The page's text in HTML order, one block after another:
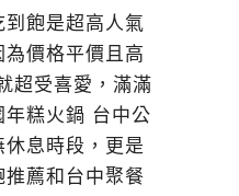
飽是超高人氣
價格平價且高
超受喜愛，滿滿
糕火鍋 台中公
息時段，更是
薦和台中聚餐